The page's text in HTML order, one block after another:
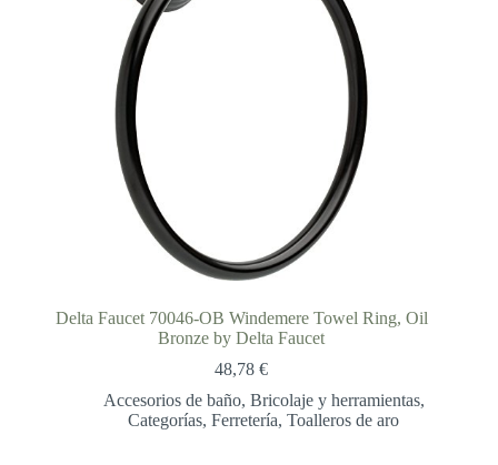
Delta Faucet 70046-OB Windemere Towel Ring, Oil
Bronze by Delta Faucet
48,78€
Accesorios de baño, Bricolaje y herramientas,
Categorías,Ferretería,Toalleros de aro